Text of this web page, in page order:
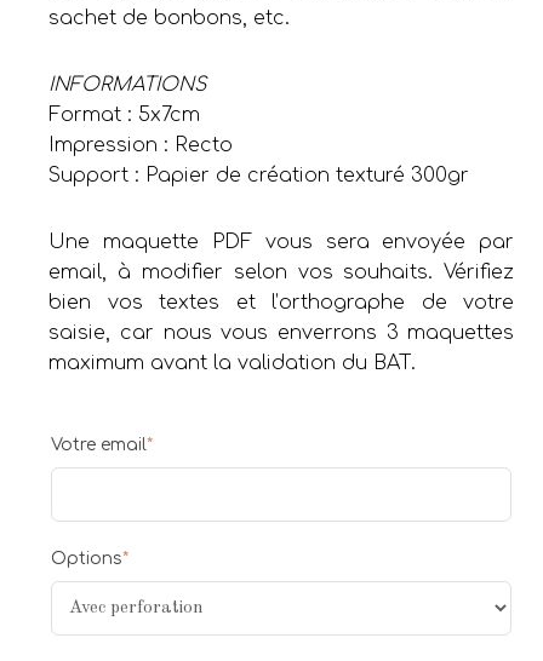
sachet de bonbons, etc.
INFORMATIONS
Format : 5x7cm
Impression : Recto
Support : Papier de création texturé 300gr
Une maquette PDF vous sera envoyée par
email, à modifier selon vos souhaits. Vérifiez
bien vos textes et l’orthographe de votre
saisie, car nous vous enverrons 3 maquettes
maximum avant la validation du BAT.
Votre email*
Options*